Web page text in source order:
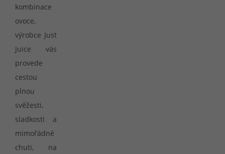
kombinace
ovoce,
výrobce Just
Juice vás
provede
cestou
plnou
svěžesti,
sladkosti a
mimořádné
chuti, na